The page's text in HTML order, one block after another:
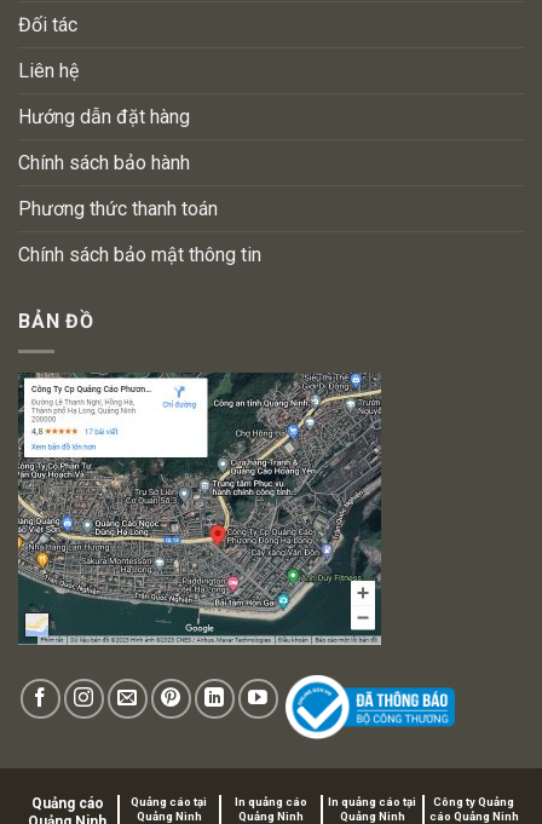
Đối tác
Liên hệ
Hướng dẫn đặt hàng
Chính sách bảo hành
Phương thức thanh toán
Chính sách bảo mật thông tin
BẢN ĐỒ
Quảng cáo
Quảng cáo tại
Quảng Ninh
In quảng cáo
Quảng Ninh
In quảng cáo tại
Quảng Ninh
Công ty Quảng
cáo Quảng Ninh